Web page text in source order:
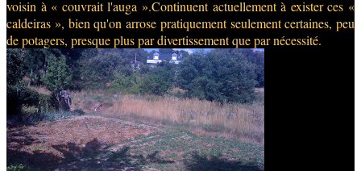
voisin à « couvrait l'auga ».Continuent actuellement à exister ces «
caldeiras », bien qu'on arrose pratiquement seulement certaines, peu
de potagers, presque plus par divertissement que par nécessité.